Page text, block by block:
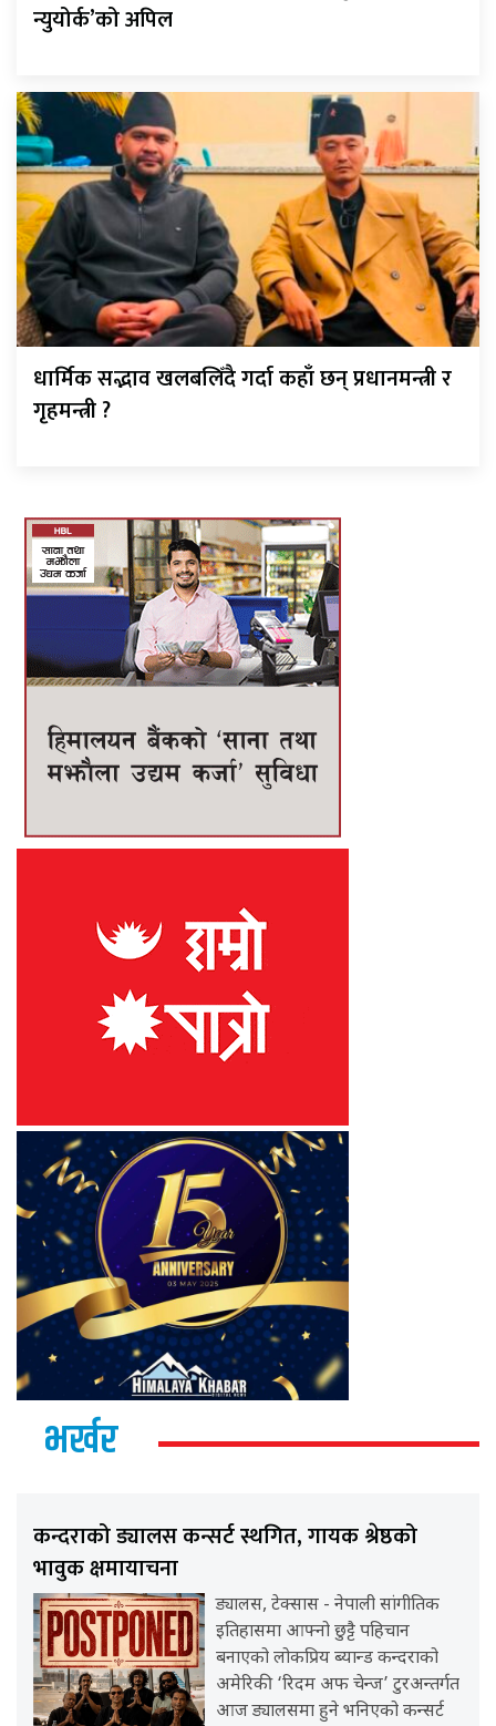
न्युयोर्क’को अपिल
धार्मिक सद्भाव खलबलिँदै गर्दा कहाँ छन् प्रधानमन्त्री र
गृहमन्त्री ?
भर्खर
कन्दराको ड्यालस कन्सर्ट स्थगित, गायक श्रेष्ठको
भावुक क्षमायाचना
ड्यालस, टेक्सास - नेपाली सांगीतिक
इतिहासमा आफ्नो छुट्टै पहिचान
बनाएको लोकप्रिय ब्यान्ड कन्दराको
अमेरिकी ‘रिदम अफ चेन्ज’ टुरअन्तर्गत
आज ड्यालसमा हुने भनिएको कन्सर्ट